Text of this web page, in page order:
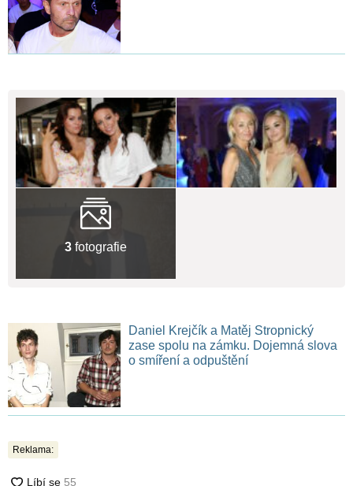
3 fotografie
Daniel Krejčík a Matěj Stropnický
zase spolu na zámku. Dojemná slova
o smíření a odpuštění
Reklama: